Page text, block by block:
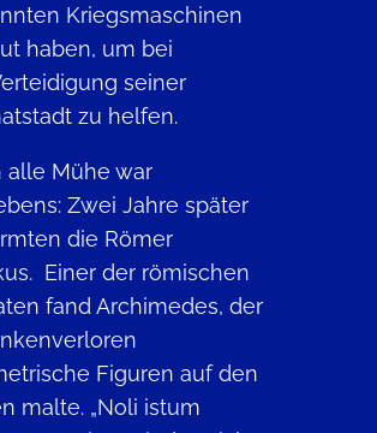
Kriegsmaschinen
haben, um bei
seiner
zu helfen.
alle Mühe war
Zwei Jahre später
die Römer
Einer der römischen
fand Archimedes, der
Figuren auf den
malte. „Noli istum